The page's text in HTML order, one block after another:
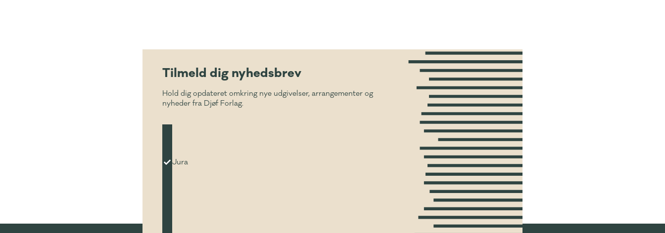
Tilmeld dig nyhedsbrev
Hold dig opdateret omkring nye udgivelser, arrangementer og
nyheder fra Djøf Forlag.
Jura